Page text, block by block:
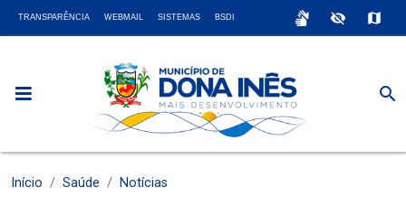
TRANSPARÊNCIA WEBMAIL SISTEMAS BSDI sign_language visibility_off map
search
Início Saúde Notícias